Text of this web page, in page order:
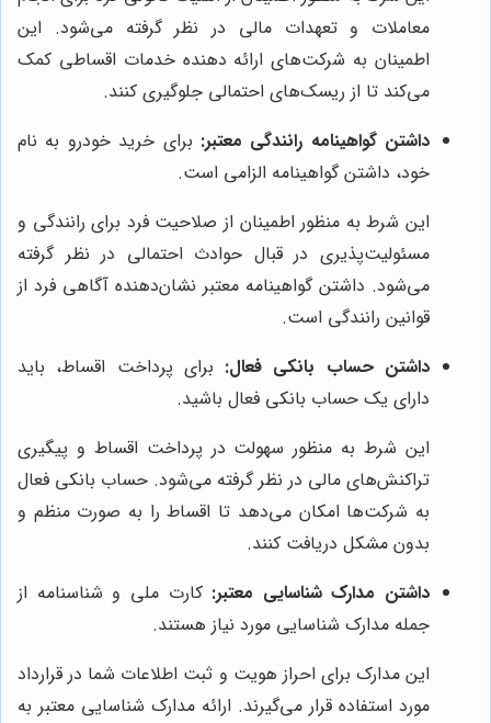
معاملات و تعهدات مالی در نظر گرفته می‌شود. این
اطمینان به شرکت‌های ارائه دهنده خدمات اقساطی کمک
می‌کند تا از ریسک‌های احتمالی جلوگیری کنند.
داشتن گواهینامه رانندگی معتبر: برای خرید خودرو به نام
خود، داشتن گواهینامه الزامی است.
این شرط به منظور اطمینان از صلاحیت فرد برای رانندگی و
مسئولیت‌پذیری در قبال حوادث احتمالی در نظر گرفته
می‌شود. داشتن گواهینامه معتبر نشان‌دهنده آگاهی فرد از
قوانین رانندگی است.
داشتن حساب بانکی فعال: برای پرداخت اقساط، باید
دارای یک حساب بانکی فعال باشید.
این شرط به منظور سهولت در پرداخت اقساط و پیگیری
تراکنش‌های مالی در نظر گرفته می‌شود. حساب بانکی فعال
به شرکت‌ها امکان می‌دهد تا اقساط را به صورت منظم و
بدون مشکل دریافت کنند.
داشتن مدارک شناسایی معتبر: کارت ملی و شناسنامه از
جمله مدارک شناسایی مورد نیاز هستند.
این مدارک برای احراز هویت و ثبت اطلاعات شما در قرارداد
مورد استفاده قرار می‌گیرند. ارائه مدارک شناسایی معتبر به